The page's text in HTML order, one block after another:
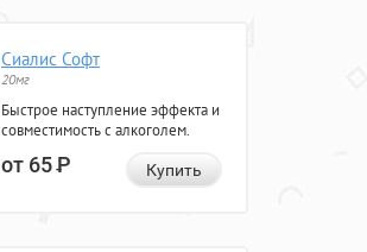
Сиалис Софт
20мг
Быстрое наступление эффекта и
совместимость с алкоголем.
от 65Р Купить